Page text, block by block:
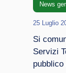
News
25 Luglio
Si
Servizi